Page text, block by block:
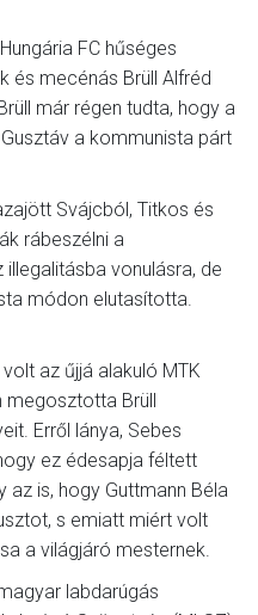
FC hűséges
és mecénás Brüll Alfréd
már régen tudta, hogy a
a kommunista párt
Svájcból, Titkos és
rábeszélni a
vonulásra, de
módon elutasította.
az űjjá alakuló MTK
Brüll
Erről lánya, Sebes
ez édesapja féltett
is, hogy Guttmann Béla
s emiatt miért volt
a világjáró mesternek.
labdarúgás